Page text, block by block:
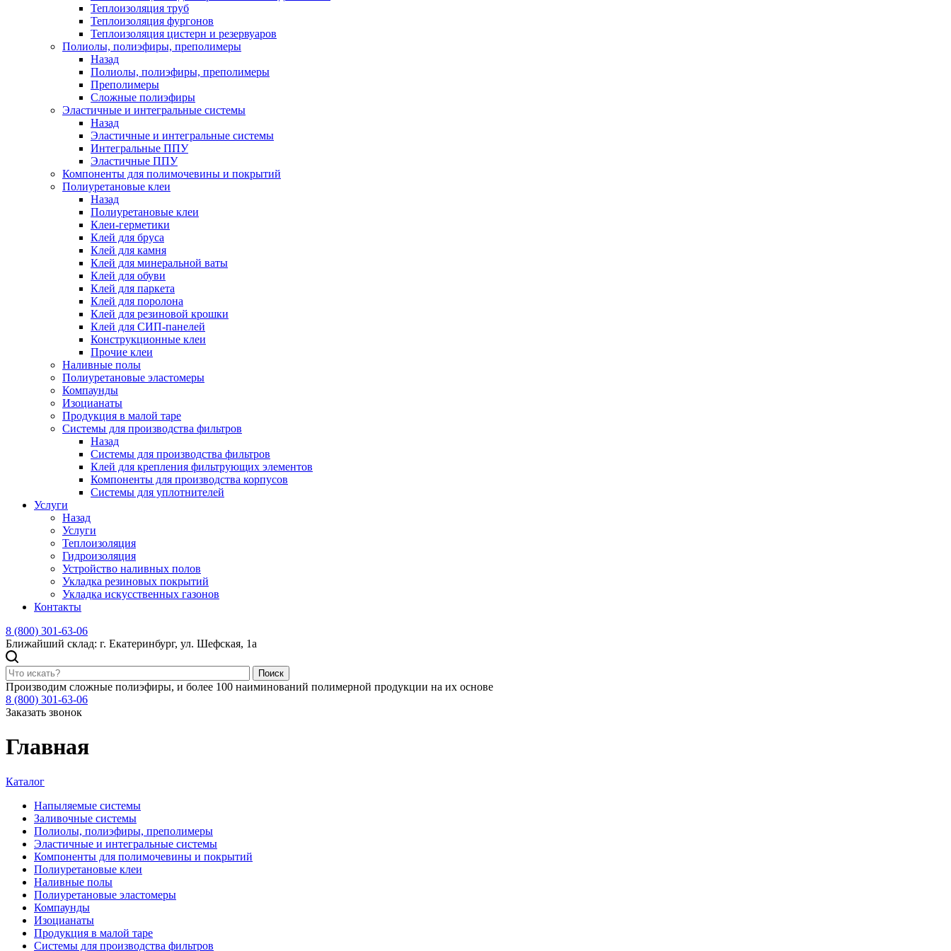
Теплоизоляция труб
Теплоизоляция фургонов
Теплоизоляция цистерн и резервуаров
Полиолы, полиэфиры, преполимеры
Назад
Полиолы, полиэфиры, преполимеры
Преполимеры
Сложные полиэфиры
Эластичные и интегральные системы
Назад
Эластичные и интегральные системы
Интегральные ППУ
Эластичные ППУ
Компоненты для полимочевины и покрытий
Полиуретановые клеи
Назад
Полиуретановые клеи
Клеи-герметики
Клей для бруса
Клей для камня
Клей для минеральной ваты
Клей для обуви
Клей для паркета
Клей для поролона
Клей для резиновой крошки
Клей для СИП-панелей
Конструкционные клеи
Прочие клеи
Наливные полы
Полиуретановые эластомеры
Компаунды
Изоцианаты
Продукция в малой таре
Системы для производства фильтров
Назад
Системы для производства фильтров
Клей для крепления фильтрующих элементов
Компоненты для производства корпусов
Системы для уплотнителей
Услуги
Назад
Услуги
Теплоизоляция
Гидроизоляция
Устройство наливных полов
Укладка резиновых покрытий
Укладка искусственных газонов
Контакты
8 (800) 301-63-06
Ближайший склад: г. Екатеринбург, ул. Шефская, 1а
Поиск
Производим сложные полиэфиры, и более 100 наиминований полимерной продукции на их основе
8 (800) 301-63-06
Заказать звонок
Главная
Каталог
Напыляемые системы
Заливочные системы
Полиолы, полиэфиры, преполимеры
Эластичные и интегральные системы
Компоненты для полимочевины и покрытий
Полиуретановые клеи
Наливные полы
Полиуретановые эластомеры
Компаунды
Изоцианаты
Продукция в малой таре
Системы для производства фильтров